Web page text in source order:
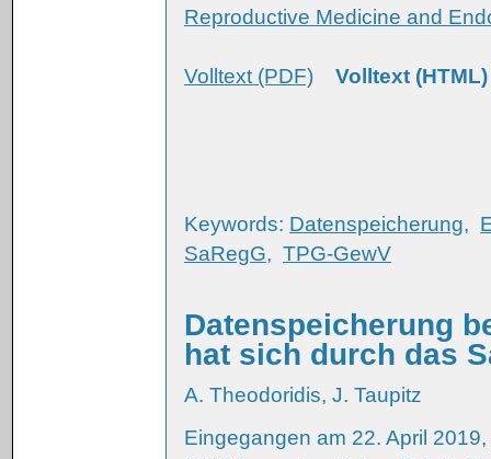
Reproductive Medicine and
Volltext (PDF) Volltext (HTML)
Keywords: Datenspeicherung,
SaRegG, TPG-GewV
Datenspeicherung
hat sich durch das
A. Theodoridis, J. Taupitz
Eingegangen am 22. April